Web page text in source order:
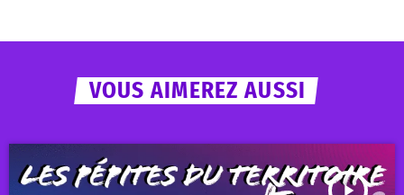
VOUS AIMEREZ AUSSI
play_arrow